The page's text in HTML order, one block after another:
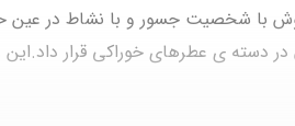
با شخصیت جسور و با نشاط در عین حال
در دسته ی عطرهای خوراکی قرار داد.